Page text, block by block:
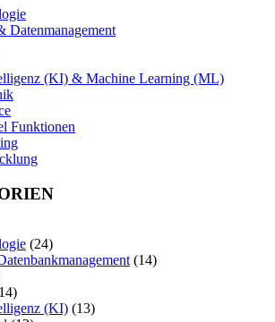
Datenmanagement
(KI) & Machine Learning (ML)
Funktionen
(24)
(14)
(KI) (13)